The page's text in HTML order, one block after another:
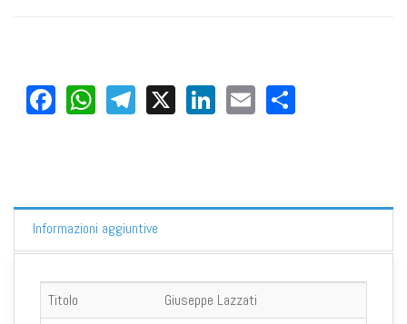
Facebook
WhatsApp
Telegram
X LinkedIn
Email
Informazioni aggiuntive
Titolo
Giuseppe Lazzati